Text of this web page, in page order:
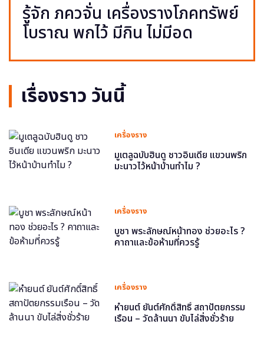
รู้จัก ภควจั่น เครื่องรางโภคทรัพย์
โบราณ พกไว้ มีกิน ไม่มีอด
เรื่องราว วันนี้
เครื่องราง
มูเตลูฉบับฮินดู ชาวอินเดีย แขวนพริก
มะนาวไว้หน้าบ้านทำไม ?
เครื่องราง
บูชา พระลักษณ์หน้าทอง ช่วยอะไร ?
คาถาและข้อห้ามที่ควรรู้
เครื่องราง
หำยนต์ ยันต์ศักดิ์สิทธิ์ สถาปัตยกรรม
เรือน – วัดล้านนา ขับไล่สิ่งชั่วร้าย